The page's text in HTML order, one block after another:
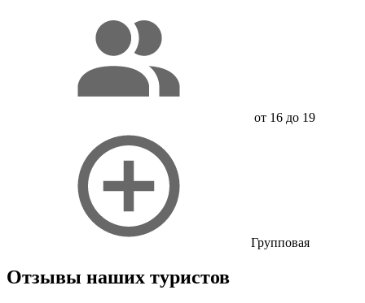
от 16 до 19
Групповая
Отзывы наших туристов